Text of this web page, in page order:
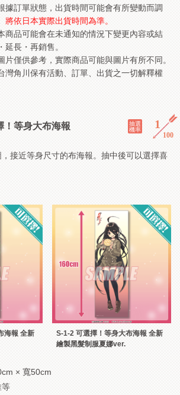
據訂單狀態，出貨時間可能會有所變動而調
將依日本實際出貨時間為準。
商品可能會在未通知的情況下變更內容或結
延長・再銷售。
片僅供參考，實際商品可能與圖片有所不同。
灣角川保有活動、訂單、出貨之一切解釋權
！等身大布海報
抽選
機率
1
／ 100
接近等身尺寸的布海報。抽中後可以選擇喜
海報 全新
S-1-2 可選擇！等身大布海報 全新
繪製黑髮制服夏娜ver.
× 寬50cm
等